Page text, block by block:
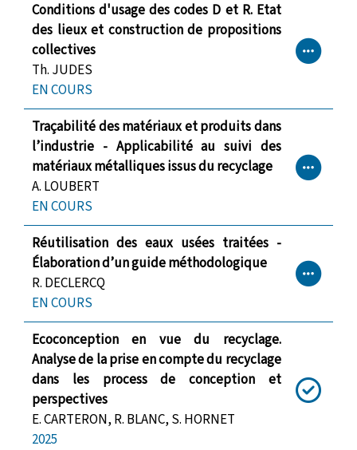
Conditions d'usage des codes D et R. Etat
des lieux et construction de propositions
collectives
Th. JUDES
EN COURS
Traçabilité des matériaux et produits dans
l’industrie - Applicabilité au suivi des
matériaux métalliques issus du recyclage
A. LOUBERT
EN COURS
Réutilisation des eaux usées traitées -
Élaboration d’un guide méthodologique
R. DECLERCQ
EN COURS
Ecoconception en vue du recyclage.
Analyse de la prise en compte du recyclage
dans les process de conception et
perspectives
E. CARTERON, R. BLANC, S. HORNET
2025